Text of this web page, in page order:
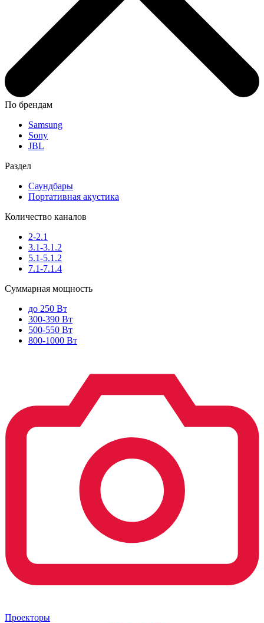
По брендам
Samsung
Sony
JBL
Раздел
Саундбары
Портативная акустика
Количество каналов
2-2.1
3.1-3.1.2
5.1-5.1.2
7.1-7.1.4
Суммарная мощность
до 250 Вт
300-390 Вт
500-550 Вт
800-1000 Вт
Проекторы